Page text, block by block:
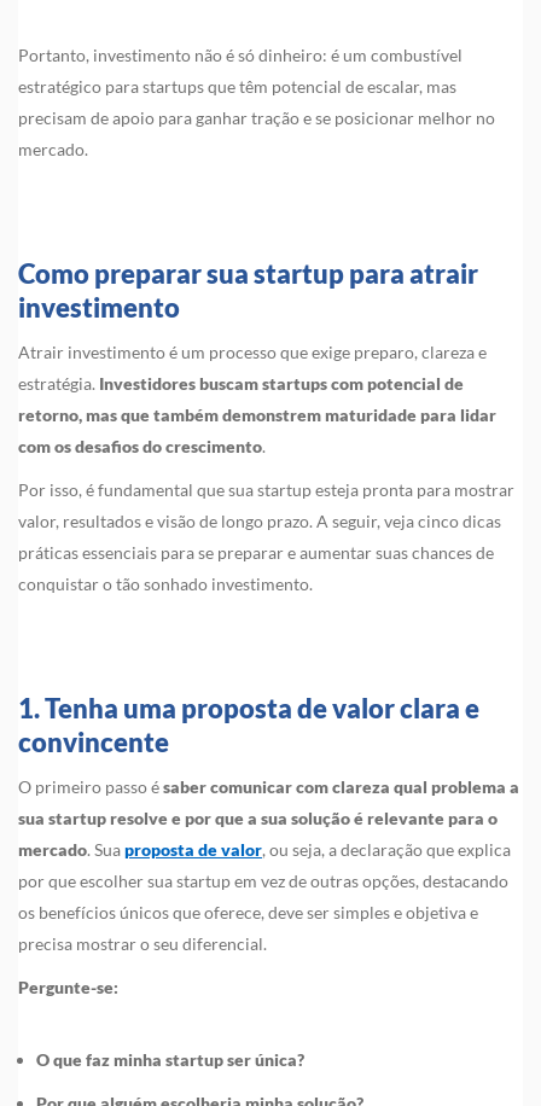
Portanto, investimento não é só dinheiro: é um combustível
estratégico para startups que têm potencial de escalar, mas
precisam de apoio para ganhar tração e se posicionar melhor no
mercado.
Como preparar sua startup para atrair
investimento
Atrair investimento é um processo que exige preparo, clareza e
estratégia. Investidores buscam startups com potencial de
retorno, mas que também demonstrem maturidade para lidar
com os desafios do crescimento.
Por isso, é fundamental que sua startup esteja pronta para mostrar
valor, resultados e visão de longo prazo. A seguir, veja cinco dicas
práticas essenciais para se preparar e aumentar suas chances de
conquistar o tão sonhado investimento.
1. Tenha uma proposta de valor clara e
convincente
O primeiro passo ésaber comunicar com clareza qual problema a
sua startup resolve e por que a sua solução é relevante para o
mercado. Suaproposta de valor, ou seja, a declaração que explica
por que escolher sua startup em vez de outras opções, destacando
os benefícios únicos que oferece, deve ser simples e objetiva e
precisa mostrar o seu diferencial.
Pergunte-se:
O que faz minha startup ser única?